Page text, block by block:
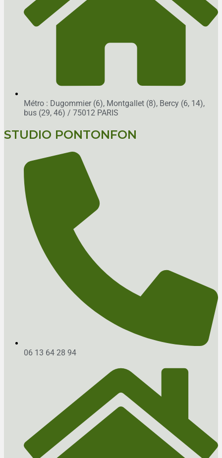
Métro : Dugommier (6), Montgallet (8), Bercy (6, 14),
bus (29, 46) / 75012 PARIS
STUDIO PONTONFON
06 13 64 28 94